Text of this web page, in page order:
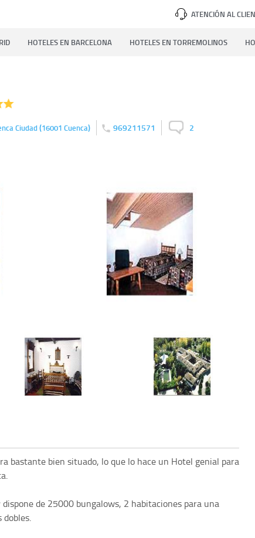
ATENCIÓN AL
HOTELES EN BARCELONA HOTELES EN TORREMOLINOS
Ciudad(16001 Cuenca) 969211571
2
bastante bien situado, lo que lo hace un Hotel genial para
de 25000 bungalows, 2 habitaciones para una